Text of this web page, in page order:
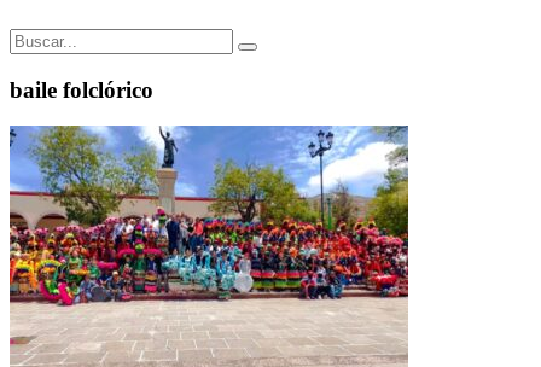
baile folclórico